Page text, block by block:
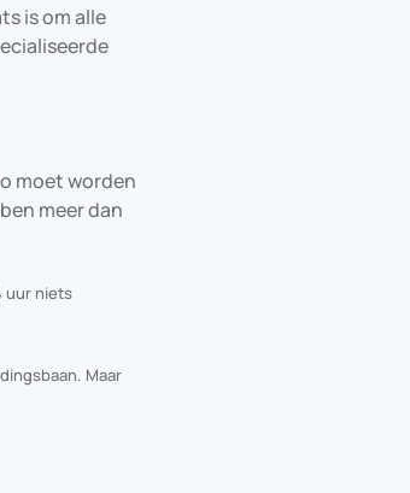
is om alle
moet worden
meer dan
uur niets
Maar